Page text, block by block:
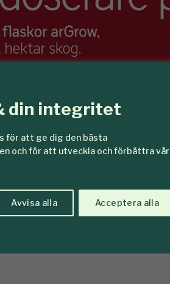
din integritet
för att ge dig den bästa
och för att utveckla och förbättra
Avvisa alla Acceptera alla
till ­EU